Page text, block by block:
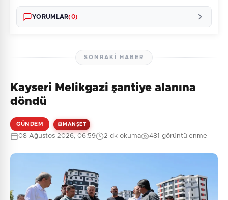
YORUMLAR(0)
Henüz yorum yapılmamış. İlk yorumu siz yapın!
SONRAKI HABER
Kayseri Melikgazi şantiye alanına
döndü
GÜNDEM MANŞET
08 Ağustos 2026, 06:59 2 dk okuma 481 görüntülenme